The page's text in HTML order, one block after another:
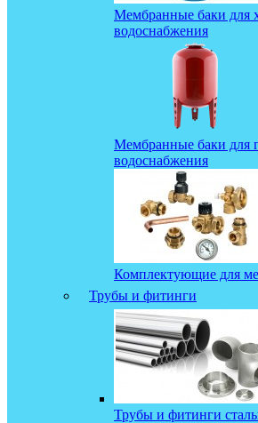
Мембранные баки для
водоснабжения
Мембранные баки для
водоснабжения
Комплектующие для
Трубы и фитинги
Трубы и фитинги